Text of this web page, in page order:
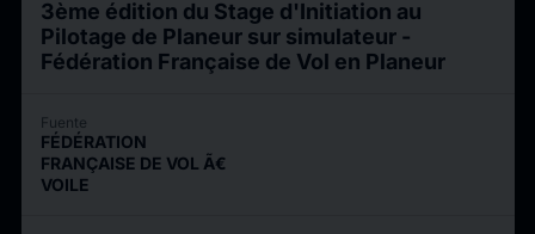
3ème édition du Stage d'Initiation au
Pilotage de Planeur sur simulateur -
Fédération Française de Vol en Planeur
Fuente
FÉDÉRATION
FRANÇAISE DE VOL Ã€
VOILE